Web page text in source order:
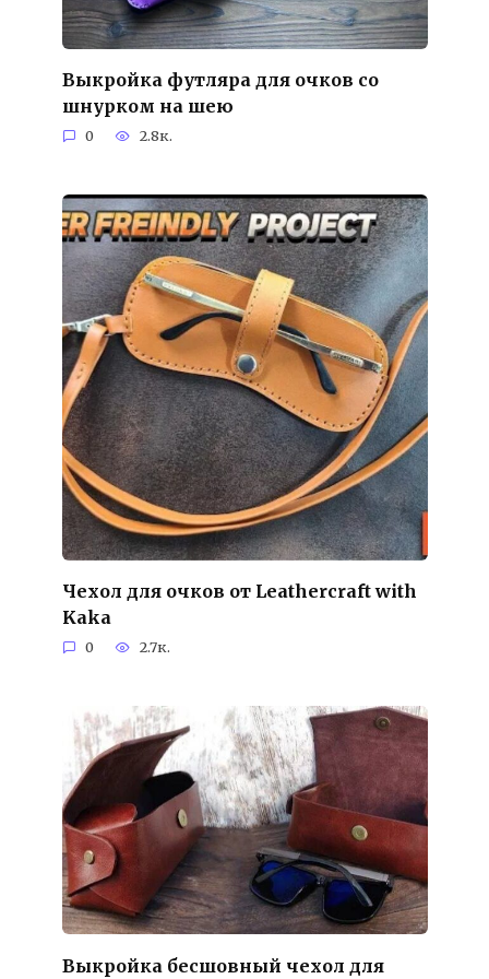
Выкройка футляра для очков со
шнурком на шею
0 2.8к.
Чехол для очков от Leathercraft with
Kaka
0 2.7к.
Выкройка бесшовный чехол для